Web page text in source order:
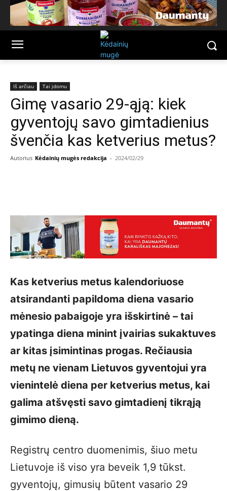
Iš arčiau Tai įdomu
Gimę vasario 29-ąją: kiek
gyventojų savo gimtadienius
švenčia kas ketverius metus?
Autorius Kėdainių mugės redakcija - 2024/02/29
Kas ketverius metus kalendoriuose
atsirandanti papildoma diena vasario
mėnesio pabaigoje yra išskirtinė – tai
ypatinga diena minint įvairias sukaktuves
ar kitas įsimintinas progas. Rečiausia
metų ne vienam Lietuvos gyventojui yra
vienintelė diena per ketverius metus, kai
galima atšvęsti savo gimtadienį tikrąją
gimimo dieną.
Registrų centro duomenimis, šiuo metu
Lietuvoje iš viso yra beveik 1,9 tūkst.
gyventojų, gimusių būtent vasario 29